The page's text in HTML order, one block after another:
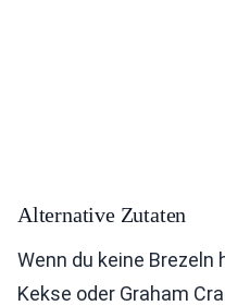
Alternative Zutaten
Wenn du keine
Kekse oder Graham